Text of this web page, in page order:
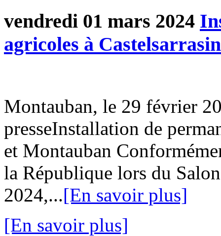
vendredi 01 mars 2024
agricoles à
Montauban, le 29 février
presseInstallation de
et Montauban
la République lors du
2024,...[En savoir plus]
[En savoir plus]